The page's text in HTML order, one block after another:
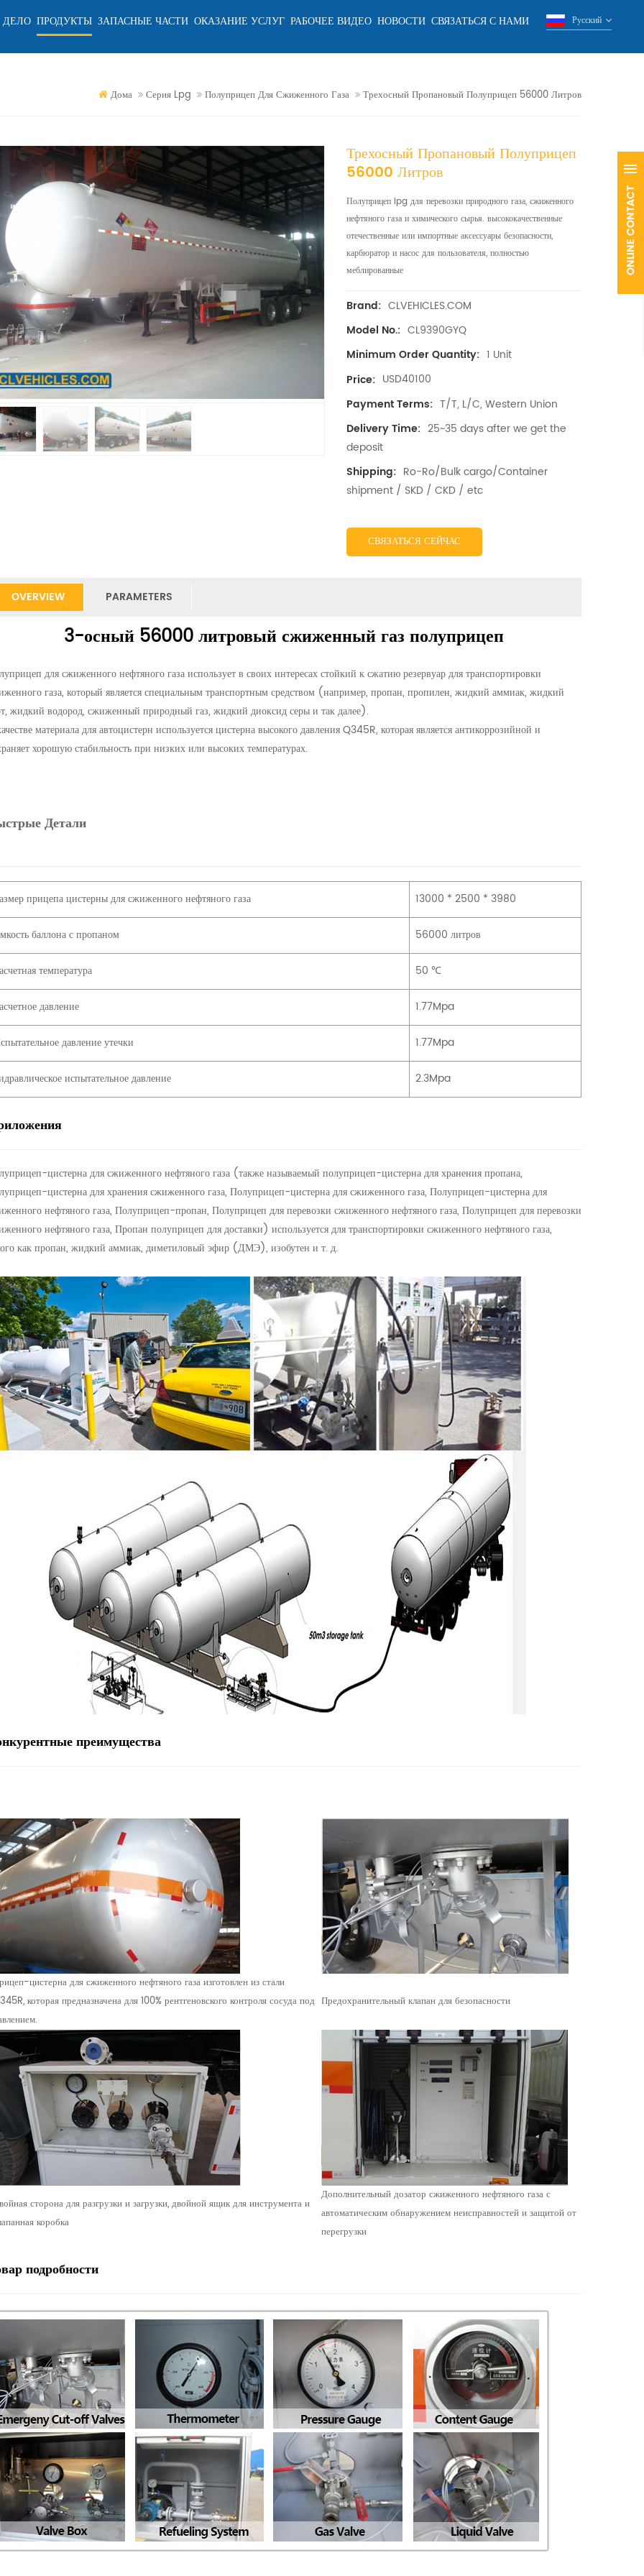
ПРОДУКТЫ ЗАПАСНЫЕ ЧАСТИ ОКАЗАНИЕ УСЛУГ РАБОЧЕЕ ВИДЕО НОВОСТИ СВЯЗАТЬСЯ С НАМИ Русский
Дома Серия Lpg Полуприцеп Для Сжиженного Газа Трехосный Пропановый Полуприцеп 56000 Литров
Трехосный Пропановый Полуприцеп
56000 Литров
Полуприцеп lpg для перевозки природного газа, сжиженного
нефтяного газа и химического сырья. высококачественные
отечественные или импортные аксессуары безопасности,
карбюратор и насос для пользователя, полностью
меблированные
Brand: CLVEHICLES.COM
Model No.: CL9390GYQ
Minimum Order Quantity: 1 Unit
Price: USD40100
Payment Terms: T/T, L/C, Western Union
Delivery Time: 25~35 days after we get the
deposit
Shipping: Ro-Ro/Bulk cargo/Container
shipment / SKD / CKD / etc
СВЯЗАТЬСЯ СЕЙЧАС
OVERVIEW PARAMETERS
3-осный 56000 литровый сжиженный газ полуприцеп
для сжиженного нефтяного газа использует в своих интересах стойкий к сжатию резервуар для транспортировки
газа, который является специальным транспортным средством (например, пропан, пропилен, жидкий аммиак, жидкий
жидкий водород, сжиженный природный газ, жидкий диоксид серы и так далее).
материала для автоцистерн используется цистерна высокого давления Q345R, которая является антикоррозийной и
хорошую стабильность при низких или высоких температурах.
Детали
прицепа цистерны для сжиженного нефтяного газа 13000 * 2500 * 3980
баллона с пропаном 56000 литров
температура 50 ℃
давление 1.77Mpa
давление утечки 1.77Mpa
испытательное давление 2.3Mpa
цистерна для сжиженного нефтяного газа (также называемый полуприцеп-цистерна для хранения пропана,
цистерна для хранения сжиженного газа, Полуприцеп-цистерна для сжиженного газа, Полуприцеп-цистерна для
нефтяного газа, Полуприцеп-пропан, Полуприцеп для перевозки сжиженного нефтяного газа, Полуприцеп для перевозки
нефтяного газа, Пропан полуприцеп для доставки) используется для транспортировки сжиженного нефтяного газа,
как пропан, жидкий аммиак, диметиловый эфир (ДМЭ), изобутен и т. д.
преимущества
цистерна для сжиженного нефтяного газа изготовлен из стали
которая предназначена для 100% рентгеновского контроля сосуда под Предохранительный клапан для безопасности
сторона для разгрузки и загрузки, двойной ящик для инструмента и
коробка
Дополнительный дозатор сжиженного нефтяного газа с
автоматическим обнаружением неисправностей и защитой от
перегрузки
подробности